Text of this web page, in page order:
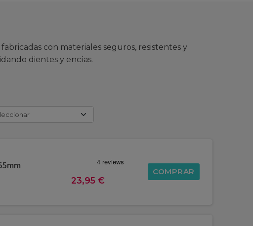
con materiales seguros, resistentes y
dientes y encías.
23,95 €
COMPRAR